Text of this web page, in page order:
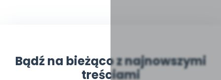
Bądź na bieżąco z najnowszymi
treściami